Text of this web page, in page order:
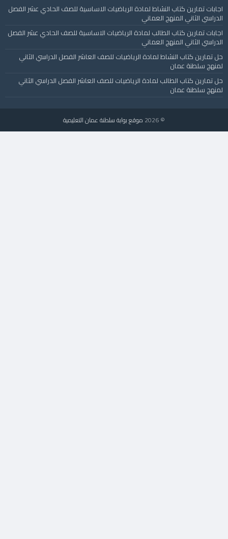
اجابات تمارين كتاب النشاط لمادة الرياضيات الاساسية للصف الحادي عشر الفصل
الدراسي الثاني المنهج العماني
اجابات تمارين كتاب الطالب لمادة الرياضيات الاساسية للصف الحادي عشر الفصل
الدراسي الثاني المنهج العماني
حل تمارين كتاب النشاط لمادة الرياضيات للصف العاشر الفصل الدراسي الثاني
لمنهج سلطنة عمان
حل تمارين كتاب الطالب لمادة الرياضيات للصف العاشر الفصل الدراسي الثاني
لمنهج سلطنة عمان
© 2026 موقع بوابة سلطنة عمان التعليمية